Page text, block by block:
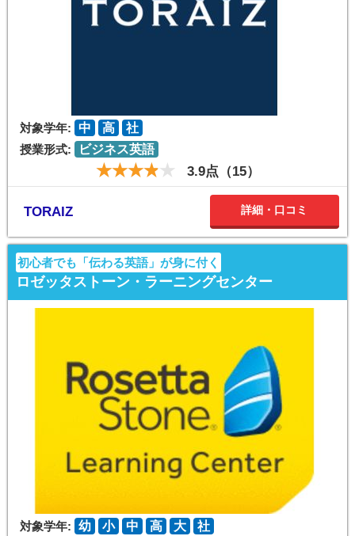
対象学年: 中 高
社
授業形式:
ビジネス英語
3.9点（15）
TORAIZ 詳細・口コミ
初心者でも「伝わる英語」が身に付く
ロゼッタストーン・ラーニングセンター
対象学年: 幼 小 中 高 大
社